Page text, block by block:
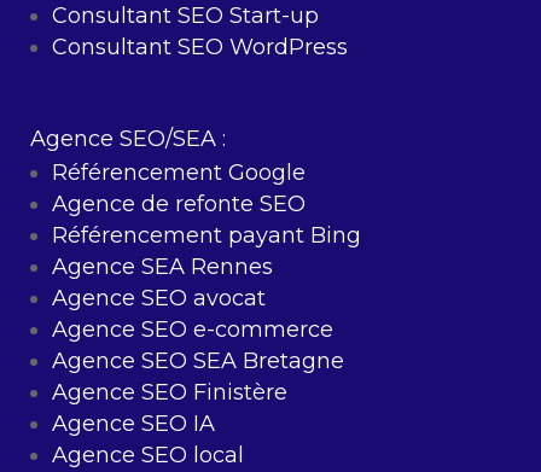
Agence SEO/SEA :
Référencement Google
Agence de refonte SEO
Référencement payant Bing
Agence SEA Rennes
Agence SEO avocat
Agence SEO e-commerce
Agence SEO SEA Bretagne
Agence SEO Finistère
Agence SEO IA
Agence SEO local
Consultant SEO Start-up
Consultant SEO WordPress